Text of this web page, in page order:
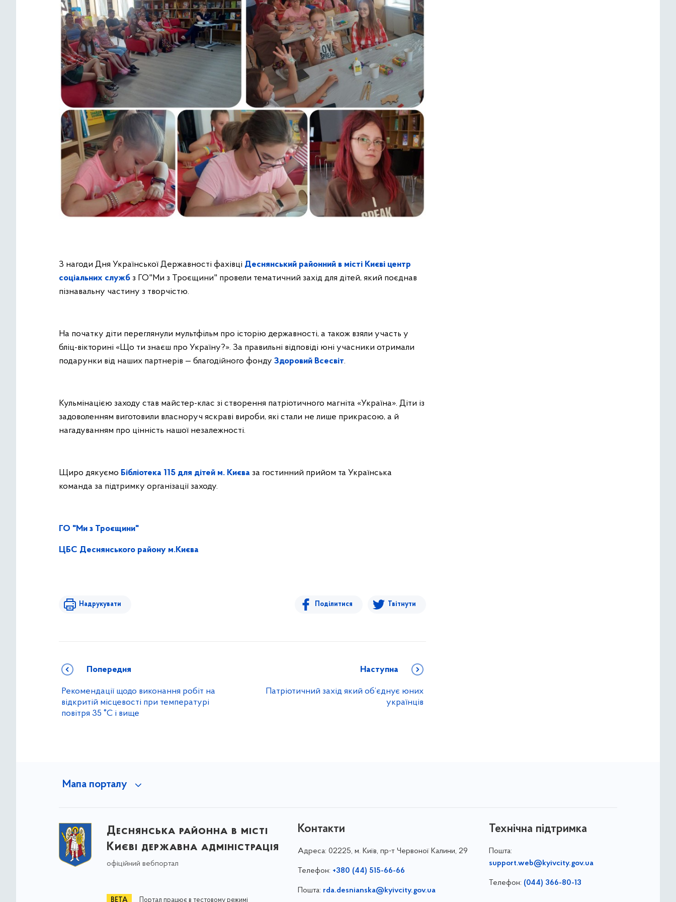
З нагоди Дня Української Державності фахівці Деснянський районний в місті Києві центр
соціальних служб з ГО"Ми з Троєщини" провели тематичний захід для дітей, який поєднав
пізнавальну частину з творчістю.
На початку діти переглянули мультфільм про історію державності, а також взяли участь у
бліц-вікторині «Що ти знаєш про Україну?». За правильні відповіді юні учасники отримали
подарунки від наших партнерів — благодійного фонду Здоровий Всесвіт.
Кульмінацією заходу став майстер-клас зі створення патріотичного магніта «Україна». Діти із
задоволенням виготовили власноруч яскраві вироби, які стали не лише прикрасою, а й
нагадуванням про цінність нашої незалежності.
Щиро дякуємо Бібліотека 115 для дітей м. Києва за гостинний прийом та Українська
команда за підтримку організації заходу.
ГО "Ми з Троєщини"
ЦБС Деснянського району м.Києва
Надрукувати Поділитися Твітнути
Попередня
Рекомендації щодо виконання робіт на
відкритій місцевості при температурі
повітря 35 °C і вище
Наступна
Патріотичний захід який об’єднує юних
українців
Мапа порталу
Деснянська районна в місті
Києві державна адміністрація
офіційний вебпортал
Портал працює в тестовому режимі
Контакти
Адреса: 02225, м. Київ, пр-т Червоної Калини, 29
Телефон: +380 (44) 515-66-66
Пошта: rda.desnianska@kyivcity.gov.ua
Технічна підтримка
Пошта:
support.web@kyivcity.gov.ua
Телефон: (044) 366-80-13